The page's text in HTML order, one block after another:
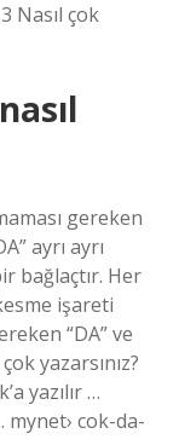
Nasıl çok
gereken
ayrı ayrı
bağlaçtır. Her
işareti
“DA” ve
yazarsınız?
yazılır …
cok-da-